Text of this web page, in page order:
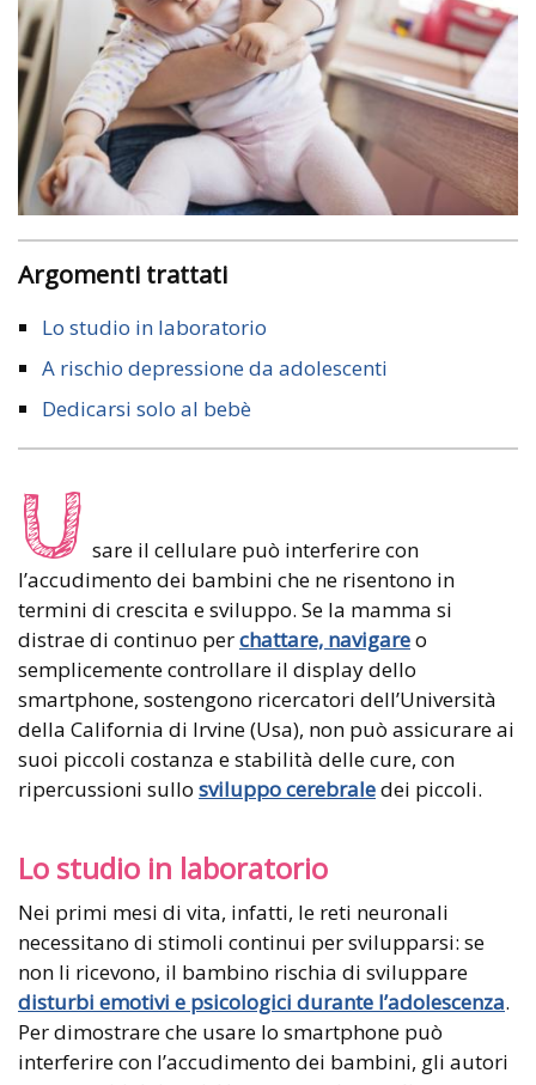
Argomenti trattati
Lo studio in laboratorio
A rischio depressione da adolescenti
Dedicarsi solo al bebè
U sare il cellulare può interferire con
l’accudimento dei bambini che ne risentono in
termini di crescita e sviluppo. Se la mamma si
distrae di continuo perchattare, navigareo
semplicemente controllare il display dello
smartphone, sostengono ricercatori dell’Università
della California di Irvine (Usa), non può assicurare ai
suoi piccoli costanza e stabilità delle cure, con
ripercussioni sullo sviluppo cerebraledei piccoli.
Lo studio in laboratorio
Nei primi mesi di vita, infatti, le reti neuronali
necessitano di stimoli continui per svilupparsi: se
non li ricevono, il bambino rischia di sviluppare
disturbi emotivi e psicologici durante l’adolescenza.
Per dimostrare che usare lo smartphone può
interferire con l’accudimento dei bambini, gli autori